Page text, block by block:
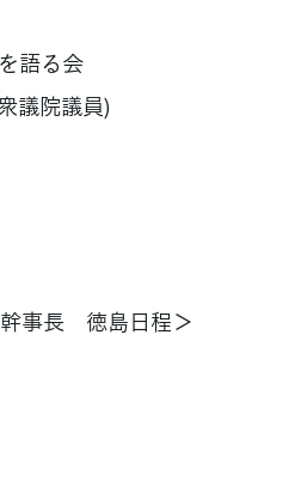
語る会
議院議員)
長 徳島日程＞